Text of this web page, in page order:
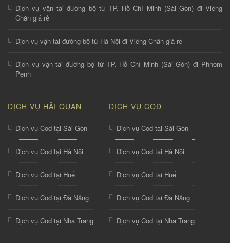
Dịch vụ vận tải đường bộ từ TP. Hồ Chí Minh (Sài Gòn) đi Viêng
Chăn giá rẻ
Dịch vụ vận tải đường bộ từ Hà Nội đi Viêng Chăn giá rẻ
Dịch vụ vận tải đường bộ từ TP. Hồ Chí Minh (Sài Gòn) đi Phnom
Penh
DỊCH VỤ HẢI QUAN
Dịch vụ Cod tại Sài Gòn
Dịch vụ Cod tại Hà Nội
Dịch vụ Cod tại Huế
Dịch vụ Cod tại Đà Nẵng
Dịch vụ Cod tại Nha Trang
DỊCH VỤ COD
Dịch vụ Cod tại Sài Gòn
Dịch vụ Cod tại Hà Nội
Dịch vụ Cod tại Huế
Dịch vụ Cod tại Đà Nẵng
Dịch vụ Cod tại Nha Trang